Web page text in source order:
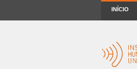
INÍCIO